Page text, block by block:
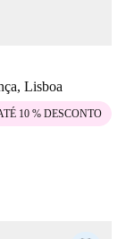
Lisboa
10 % DESCONTO